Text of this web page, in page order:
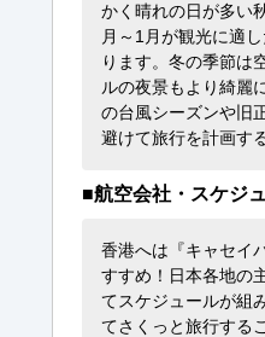
かく晴れの日が多い
月～1月が観光に適
ります。冬の季節は
ルの夜景もより綺麗
の台風シーズンや旧
避けて旅行を計画す
■航空会社・スケジ
香港へは『キャセイ
すすめ！日本各地の
てスケジュールが組
てさくっと旅行する